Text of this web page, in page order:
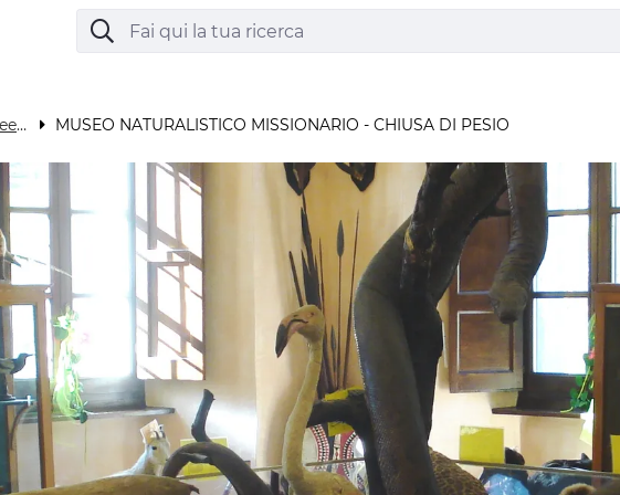
Il Territorio, la nostra casa - Visit Cuneese MUSEO NATURALISTICO MISSIONARIO - CHIUSA DI PESIO